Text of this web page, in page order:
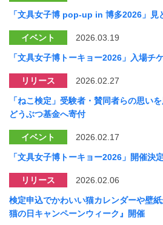
「文具女子博 pop-up in 博多2026」見
イベント 2026.03.19
「文具女子博トーキョー2026」入場チ
リリース 2026.02.27
「ねこ検定」受験者・賛同者らの思い
どうぶつ基金へ寄付
イベント 2026.02.17
「文具女子博トーキョー2026」開催決
リリース 2026.02.06
検定申込でかわいい猫カレンダーや壁
猫の日キャンペーンウィーク』開催